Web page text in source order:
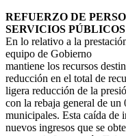
REFUERZO DE
SERVICIOS PÚBLICOS
En lo relativo a la
equipo de Gobierno
mantiene los recursos
reducción en el total de
ligera reducción de la
con la rebaja general de un
municipales. Esta caída de
nuevos ingresos que se